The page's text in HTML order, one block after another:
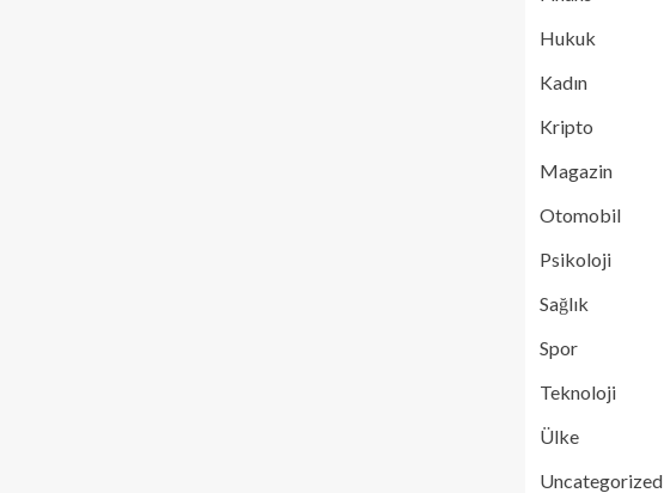
Hukuk
Kadın
Kripto
Magazin
Otomobil
Psikoloji
Sağlık
Spor
Teknoloji
Ülke
Uncategorized